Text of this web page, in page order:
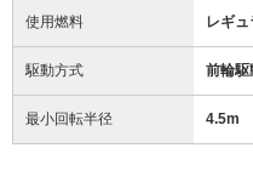
使用燃料 レギュ
駆動方式 前輪駆
最小回転半径 4.5m